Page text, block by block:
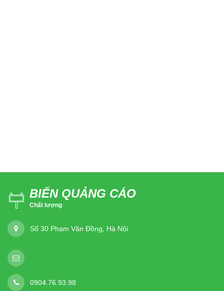
BIỂN QUẢNG CÁO
Chất lượng
Số 30 Phạm Văn Đồng, Hà Nội
0904.76.93.98